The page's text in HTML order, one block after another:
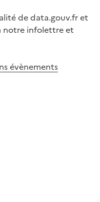
de data.gouv.fr et
notre infolettre et
évènements